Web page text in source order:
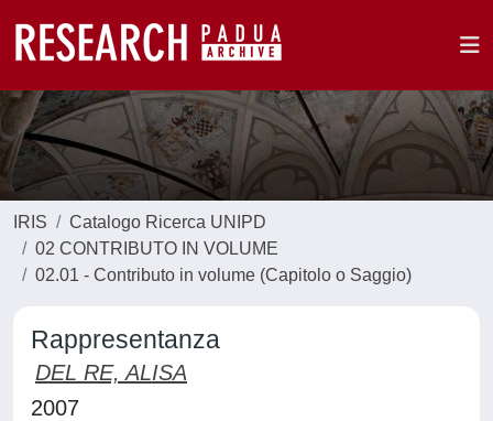
IRIS
Catalogo Ricerca UNIPD
02 CONTRIBUTO IN VOLUME
02.01 - Contributo in volume (Capitolo o Saggio)
Rappresentanza
DEL RE, ALISA
2007